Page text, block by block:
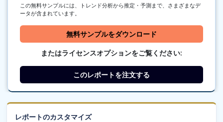
この無料サンプルには、トレンド分析から推定・予測まで、さまざまなデ
ータが含まれています。
無料サンプルをダウンロード
またはライセンスオプションをご覧ください:
このレポートを注文する
レポートのカスタマイズ